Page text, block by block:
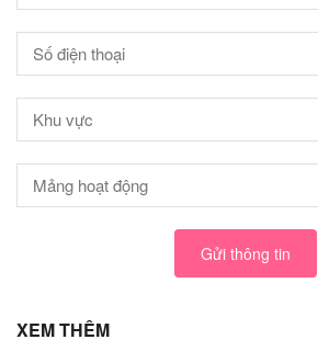
Gửi thông tin
XEM THÊM